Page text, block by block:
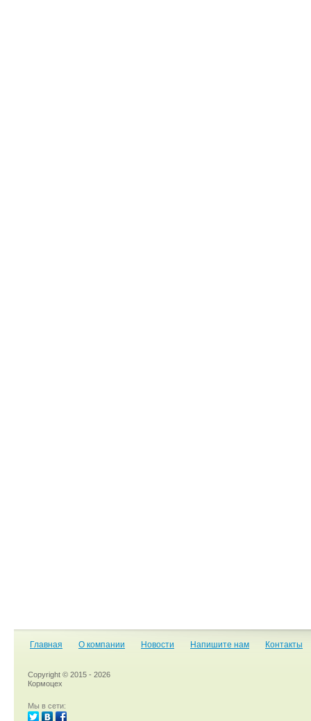
Главная О компании Новости Напишите нам Контакты
Copyright © 2015 - 2026
Кормоцех
Мы в сети: